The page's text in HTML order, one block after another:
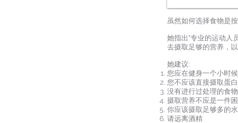
虽然如何选择食物是
她指出"专业的运动人
去摄取足够的营养，
她建议:
您应在健身一个小时
您不应该直接摄取蛋
没有进行过处理的食
摄取营养不应是一件
你应该摄取足够多的
请远离酒精